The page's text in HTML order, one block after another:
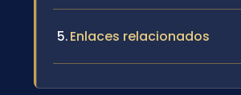
Enlaces relacionados